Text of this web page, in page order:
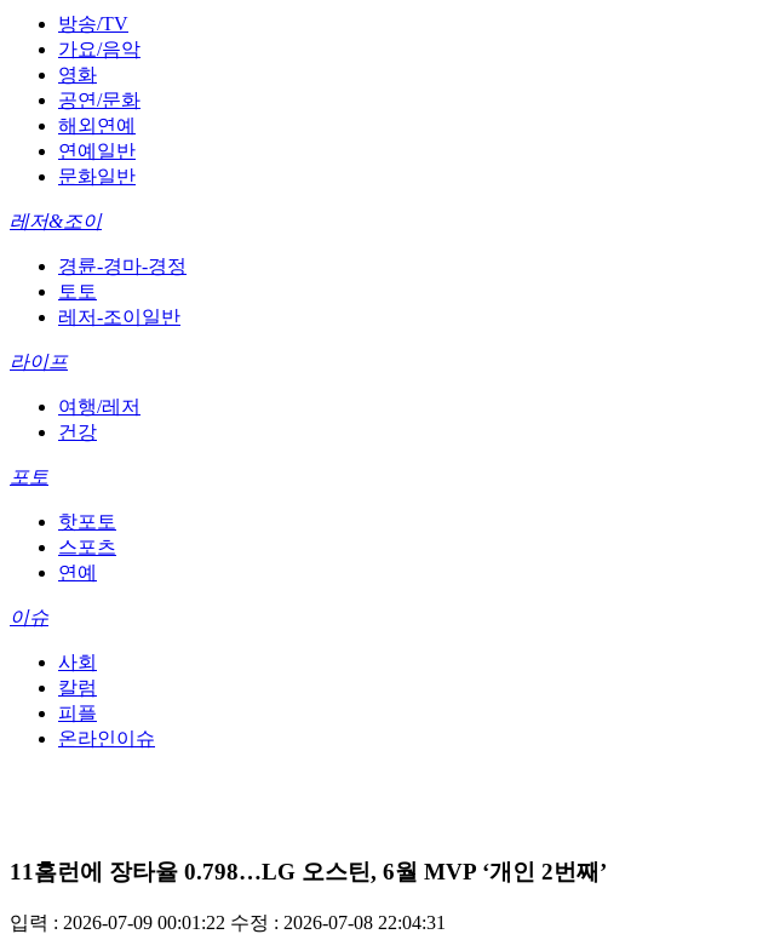
방송/TV
가요/음악
영화
공연/문화
해외연예
연예일반
문화일반
레저&조이
경륜-경마-경정
토토
레저-조이일반
라이프
여행/레저
건강
포토
핫포토
스포츠
연예
이슈
사회
칼럼
피플
온라인이슈
11홈런에 장타율 0.798…LG 오스틴, 6월 MVP ‘개인 2번째’
입력 : 2026-07-09 00:01:22 수정 : 2026-07-08 22:04:31